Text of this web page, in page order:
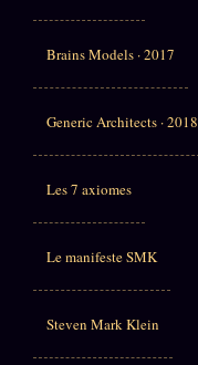
Brains Models · 2017
Generic Architects · 2018
Les 7 axiomes
Le manifeste SMK
Steven Mark Klein